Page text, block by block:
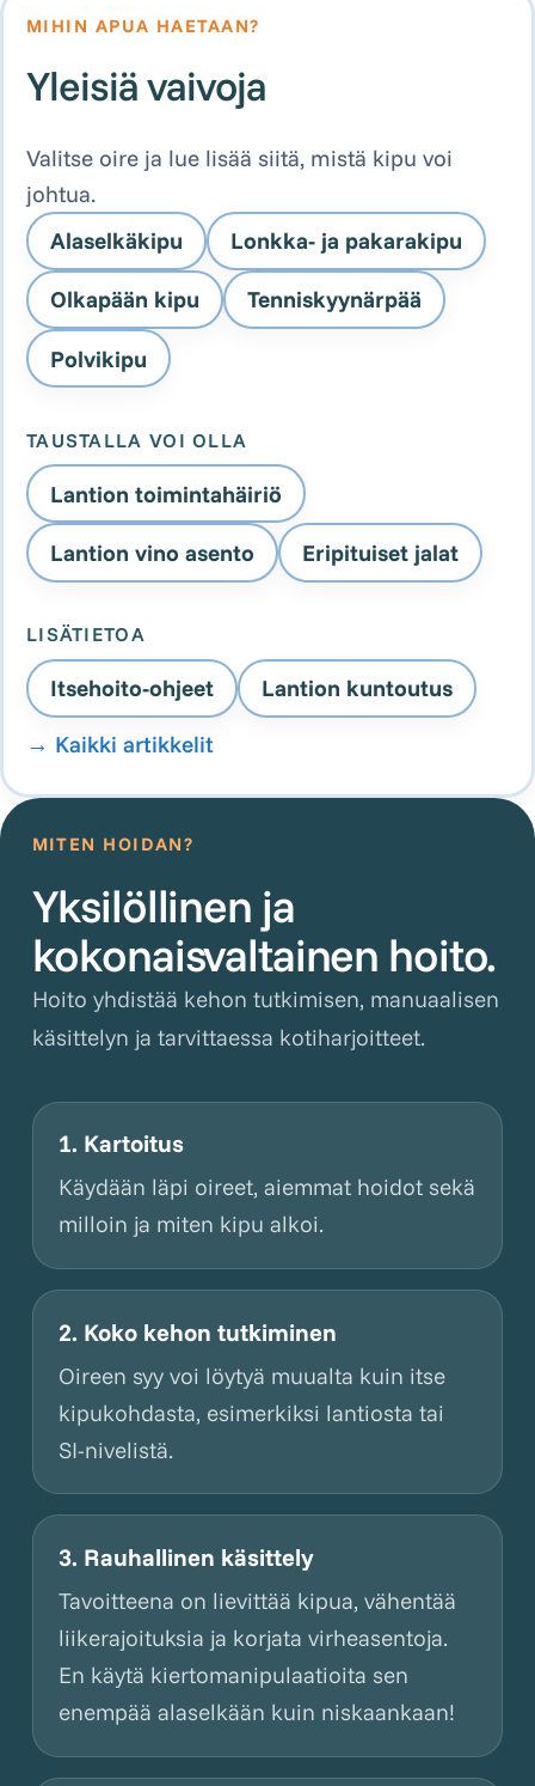
MIHIN APUA HAETAAN?
Yleisiä vaivoja
Valitse oire ja lue lisää siitä, mistä kipu voi
johtua.
Alaselkäkipu
Lonkka- ja pakarakipu
Olkapään kipu Tenniskyynärpää
Polvikipu
TAUSTALLA VOI OLLA
Lantion toimintahäiriö
Lantion vino asento Eripituiset jalat
LISÄTIETOA
Itsehoito-ohjeet
Lantion kuntoutus
→ Kaikki artikkelit
MITEN HOIDAN?
Yksilöllinen ja
kokonaisvaltainen hoito.
Hoito yhdistää kehon tutkimisen, manuaalisen
käsittelyn ja tarvittaessa kotiharjoitteet.
1. Kartoitus
Käydään läpi oireet, aiemmat hoidot sekä
milloin ja miten kipu alkoi.
2. Koko kehon tutkiminen
Oireen syy voi löytyä muualta kuin itse
kipukohdasta, esimerkiksi lantiosta tai
SI-nivelistä.
3. Rauhallinen käsittely
Tavoitteena on lievittää kipua, vähentää
liikerajoituksia ja korjata virheasentoja.
En käytä kiertomanipulaatioita sen
enempää alaselkään kuin niskaankaan!